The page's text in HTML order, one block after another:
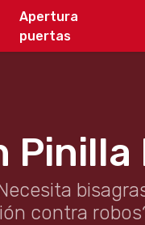
Apertura
puertas
Pinilla
contra